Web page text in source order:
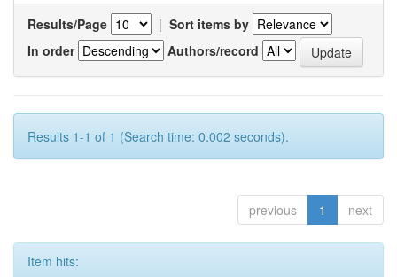
Results/Page | Sort items by
In order
Authors/record
Results 1-1 of 1 (Search time: 0.002 seconds).
previous 1 next
Item hits: